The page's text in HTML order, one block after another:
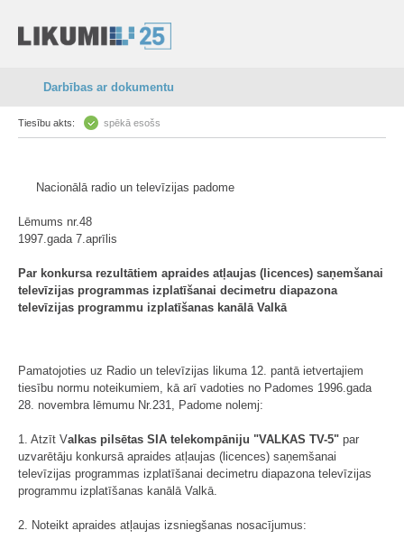
Darbības ar dokumentu
Tiesību akts: spēkā esošs
Nacionālā radio un televīzijas padome
Lēmums nr.48
1997.gada 7.aprīlis
Par konkursa rezultātiem apraides atļaujas (licences) saņemšanai
televīzijas programmas izplatīšanai decimetru diapazona
televīzijas programmu izplatīšanas kanālā Valkā
Pamatojoties uz Radio un televīzijas likuma 12. pantā ietvertajiem
tiesību normu noteikumiem, kā arī vadoties no Padomes 1996.gada
28. novembra lēmumu Nr.231, Padome nolemj:
1. Atzīt Valkas pilsētas SIA telekompāniju "VALKAS TV-5" par
uzvarētāju konkursā apraides atļaujas (licences) saņemšanai
televīzijas programmas izplatīšanai decimetru diapazona televīzijas
programmu izplatīšanas kanālā Valkā.
2. Noteikt apraides atļaujas izsniegšanas nosacījumus: